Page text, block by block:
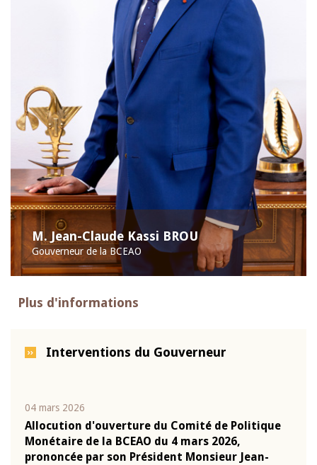
M. Jean-Claude Kassi BROU
Gouverneur de la BCEAO
Plus d'informations
Interventions du Gouverneur
04 mars 2026
Allocution d'ouverture du Comité de Politique
Monétaire de la BCEAO du 4 mars 2026,
prononcée par son Président Monsieur Jean-